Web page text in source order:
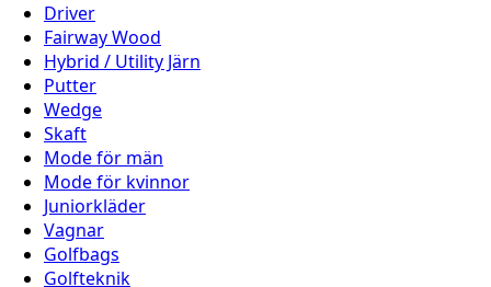
Driver
Fairway Wood
Hybrid / Utility Järn
Putter
Wedge
Skaft
Mode för män
Mode för kvinnor
Juniorkläder
Vagnar
Golfbags
Golfteknik